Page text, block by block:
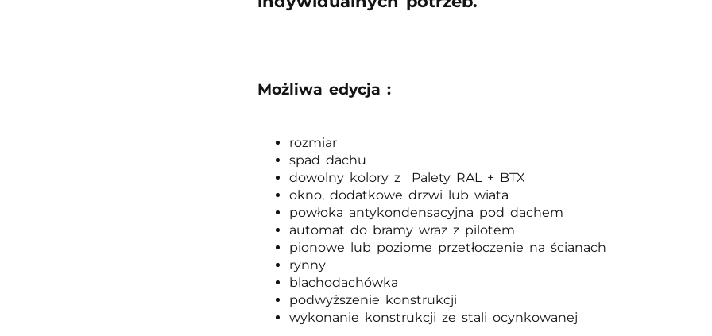
Możliwa edycja :
rozmiar
spad dachu
dowolny kolory z Palety RAL + BTX
okno, dodatkowe drzwi lub wiata
powłoka antykondensacyjna pod dachem
automat do bramy wraz z pilotem
pionowe lub poziome przetłoczenie na ścianach
rynny
blachodachówka
podwyższenie konstrukcji
wykonanie konstrukcji ze stali ocynkowanej